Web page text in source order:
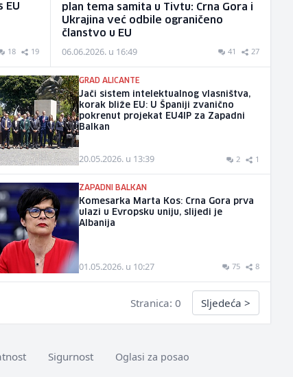
EU
18 19
plan tema samita u Tivtu: Crna Gora i
Ukrajina već odbile ograničeno
članstvo u EU
06.06.2026. u 16:49 41 27
GRAD ALICANTE
Jači sistem intelektualnog vlasništva,
korak bliže EU: U Španiji zvanično
pokrenut projekat EU4IP za Zapadni
Balkan
20.05.2026. u 13:39 2 1
ZAPADNI BALKAN
Komesarka Marta Kos: Crna Gora prva
ulazi u Evropsku uniju, slijedi je
Albanija
01.05.2026. u 10:27 75 8
Stranica: 0 Sljedeća >
Sigurnost Oglasi za posao